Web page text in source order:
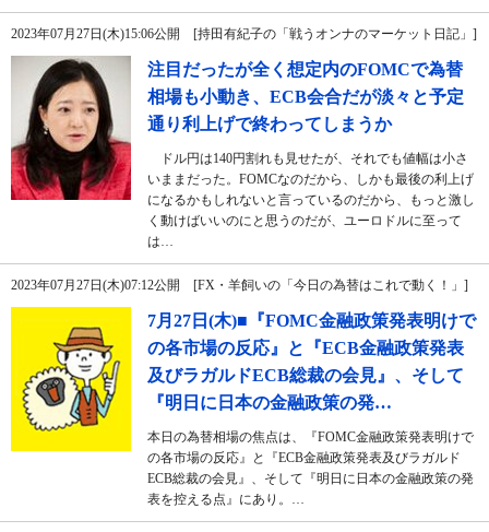
2023年07月27日(木)15:06公開 [持田有紀子の「戦うオンナのマーケット日記」]
注目だったが全く想定内のFOMCで為替
相場も小動き、ECB会合だが淡々と予定
通り利上げで終わってしまうか
ドル円は140円割れも見せたが、それでも値幅は小さ
いままだった。FOMCなのだから、しかも最後の利上げ
になるかもしれないと言っているのだから、もっと激し
く動けばいいのにと思うのだが、ユーロドルに至って
は…
2023年07月27日(木)07:12公開 [FX・羊飼いの「今日の為替はこれで動く！」]
7月27日(木)■『FOMC金融政策発表明けで
の各市場の反応』と『ECB金融政策発表
及びラガルドECB総裁の会見』、そして
『明日に日本の金融政策の発…
本日の為替相場の焦点は、『FOMC金融政策発表明けで
の各市場の反応』と『ECB金融政策発表及びラガルド
ECB総裁の会見』、そして『明日に日本の金融政策の発
表を控える点』にあり。…